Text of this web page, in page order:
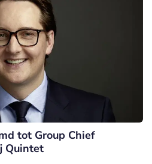
tot Group Chief
Quintet